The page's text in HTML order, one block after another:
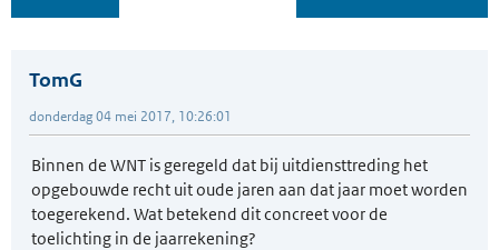
TomG
donderdag 04 mei 2017, 10:26:01
Binnen de WNT is geregeld dat bij uitdiensttreding het
opgebouwde recht uit oude jaren aan dat jaar moet worden
toegerekend. Wat betekend dit concreet voor de
toelichting in de jaarrekening?